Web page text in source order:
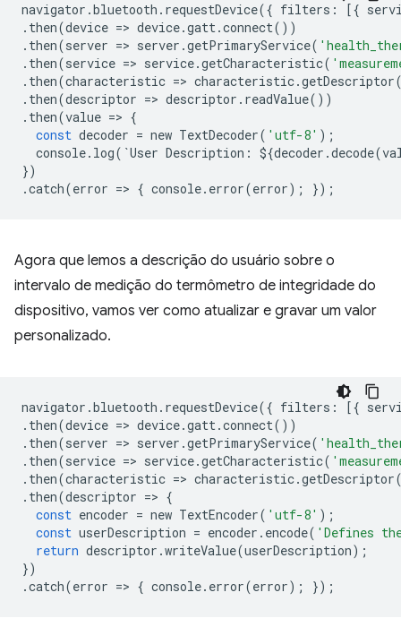
navigator .bluetooth . requestDevice({ filters : [{
. then(device => device.gatt.connect())
. then(server => server .getPrimaryService(
. then(service => service.getCharacteristic(
. then(characteristic => characteristic.getDescriptor
. then(descriptor => descriptor . readValue())
. then(value => {
const decoder = new TextDecoder( 'utf-8' );
console. log( `User Description : ${decoder .decode(
})
.catch(error => { console. error(error); });
Agora que lemos a descrição do usuário sobre o
intervalo de medição do termômetro de integridade do
dispositivo, vamos ver como atualizar e gravar um valor
personalizado.
navigator .bluetooth . requestDevice({ filters : [{
. then(device => device.gatt.connect())
. then(server => server .getPrimaryService(
. then(service => service.getCharacteristic(
. then(characteristic => characteristic.getDescriptor
. then(descriptor => {
const encoder = new TextEncoder( 'utf-8' );
const userDescription = encoder . encode( 'Defines
return descriptor .writeValue(userDescription);
})
.catch(error => { console. error(error); });